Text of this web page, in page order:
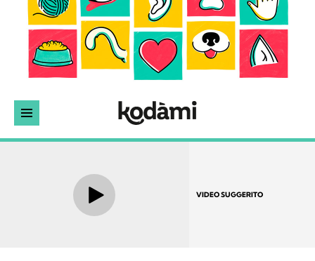
VIDEO SUGGERITO